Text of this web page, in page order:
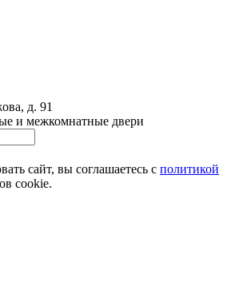
д. 91
и межкомнатные двери
сайт, вы соглашаетесь с политикой
cookie.